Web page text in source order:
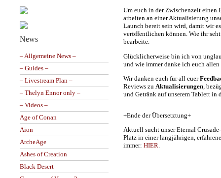
News
– Allgemeine News –
– Guides –
– Livestream Plan –
– Thelyn Ennor only –
– Videos –
Age of Conan
Aion
ArcheAge
Ashes of Creation
Black Desert
Um euch in der Zwischenzeit einen
arbeiten an einer Aktualisierung
Launch bereit sein wird, damit wir
veröffentlichen können. Wie ihr
bearbeite.
Glücklicherweise bin ich von
und wie immer danke ich euch
Wir danken euch für all euer
Reviews zu Aktualisierungen ,
und Getränk auf unserem Tablett in
+Ende der Übersetztung+
Aktuell sucht unser Eternal
Platz in einer langjährigen,
immer: HIER